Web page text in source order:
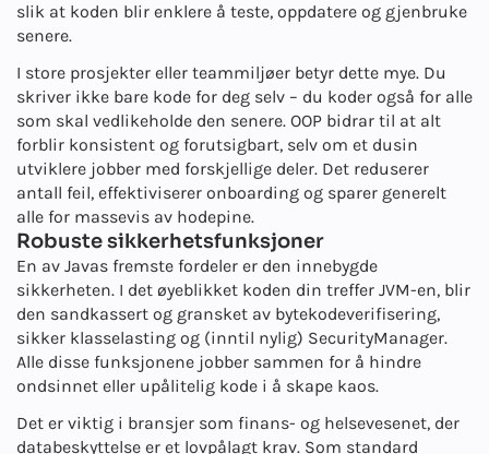
slik at koden blir enklere å teste, oppdatere og gjenbruke
senere.
I store prosjekter eller teammiljøer betyr dette mye. Du
skriver ikke bare kode for deg selv – du koder også for alle
som skal vedlikeholde den senere. OOP bidrar til at alt
forblir konsistent og forutsigbart, selv om et dusin
utviklere jobber med forskjellige deler. Det reduserer
antall feil, effektiviserer onboarding og sparer generelt
alle for massevis av hodepine.
Robuste sikkerhetsfunksjoner
En av Javas fremste fordeler er den innebygde
sikkerheten. I det øyeblikket koden din treffer JVM-en, blir
den sandkassert og gransket av bytekodeverifisering,
sikker klasselasting og (inntil nylig) SecurityManager.
Alle disse funksjonene jobber sammen for å hindre
ondsinnet eller upålitelig kode i å skape kaos.
Det er viktig i bransjer som finans- og helsevesenet, der
databeskyttelse er et lovpålagt krav. Som standard